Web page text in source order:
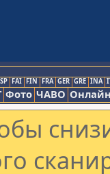
FAI FIN FRA GER GRE INA
Фото ЧАВО